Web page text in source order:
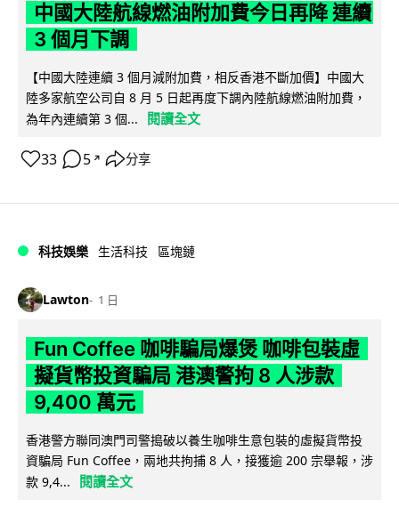
中國大陸航線燃油附加費今日再降 連續
3 個月下調
【中國大陸連續 3 個月減附加費，相反香港不斷加價】中國大
陸多家航空公司自 8 月 5 日起再度下調內陸航線燃油附加費，
為年內連續第 3 個...
閱讀全文
33 5 ↗ 分享
科技娛樂 生活科技 區塊鏈
Lawton 1 日
Fun Coffee 咖啡騙局爆煲 咖啡包裝虛
擬貨幣投資騙局 港澳警拘 8 人涉款
9,400 萬元
香港警方聯同澳門司警搗破以養生咖啡生意包裝的虛擬貨幣投
資騙局 Fun Coffee，兩地共拘捕 8 人，接獲逾 200 宗舉報，涉
款 9,4...
閱讀全文